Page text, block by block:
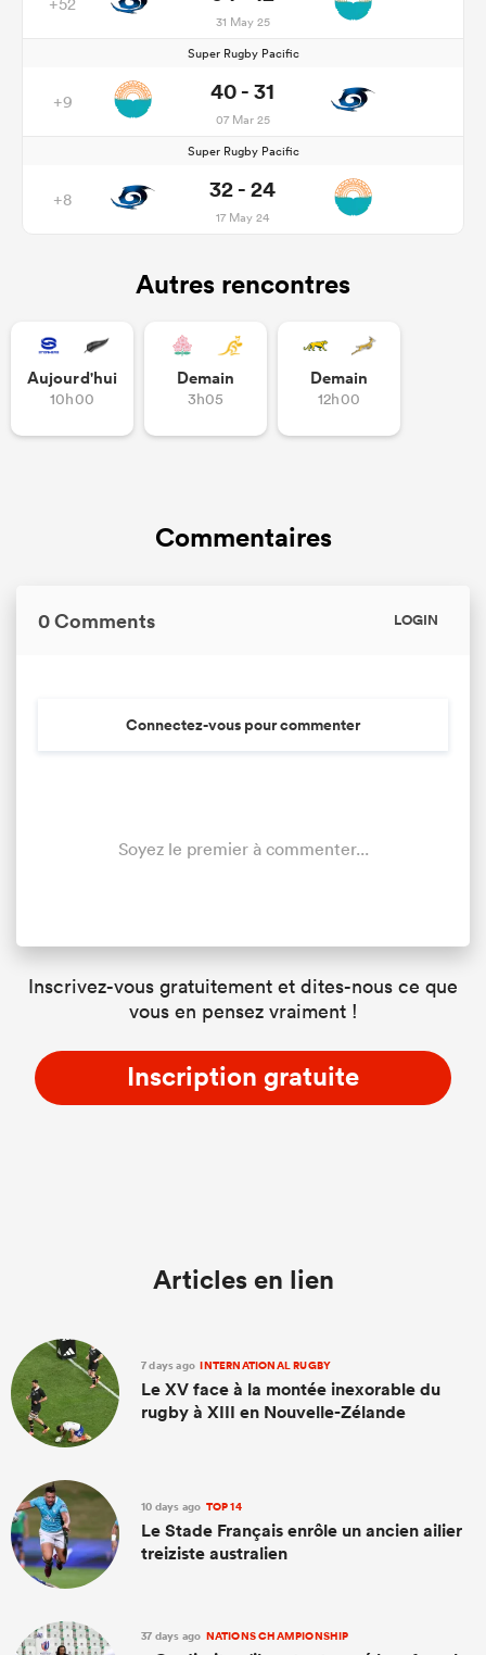
31 May 25
Super Rugby Pacific
+9 40 - 31
07 Mar 25
Super Rugby Pacific
+8 32 - 24
17 May 24
Autres rencontres
Aujourd'hui
10h00
Demain
3h05
Demain
12h00
Commentaires
0 Comments LOGIN
Connectez-vous pour commenter
Soyez le premier à commenter...
Inscrivez-vous gratuitement et dites-nous ce que
vous en pensez vraiment !
Inscription gratuite
Articles en lien
7 days ago INTERNATIONAL RUGBY
Le XV face à la montée inexorable du
rugby à XIII en Nouvelle-Zélande
10 days ago TOP 14
Le Stade Français enrôle un ancien ailier
treiziste australien
37 days ago NATIONS CHAMPIONSHIP